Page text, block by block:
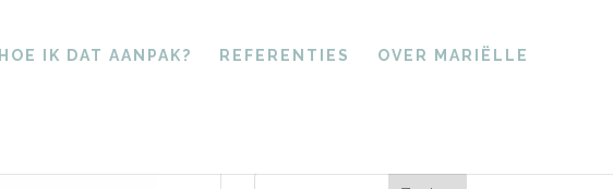
HOE IK DAT AANPAK? REFERENTIES OVER MARIËLLE